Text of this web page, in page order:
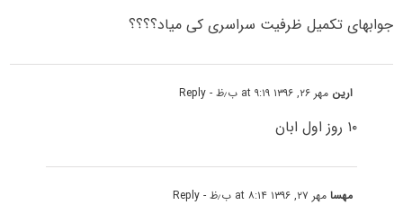
جوابهای تکمیل ظرفیت سراسری کی میاد؟؟؟؟
ارین مهر ۲۶, ۱۳۹۶ at ۹:۱۹ ب٫ظ - Reply
۱۰ روز اول ابان
مهسامهر ۲۷, ۱۳۹۶ at ۸:۱۴ ب٫ظ - Reply